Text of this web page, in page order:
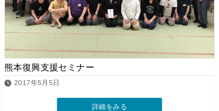
熊本復興支援セミナー
2017年5月5日
詳細をみる